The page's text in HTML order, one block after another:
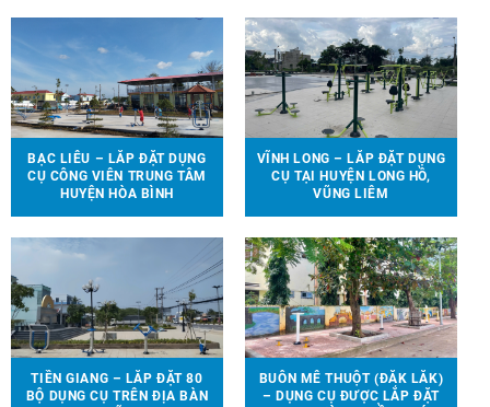
HỌC TẠI 6 TỈNH THÀNH
BẠC LIÊU – LẮP ĐẶT DỤNG
CỤ CÔNG VIÊN TRUNG TÂM
HUYỆN HÒA BÌNH
VĨNH LONG – LẮP ĐẶT DỤNG
CỤ TẠI HUYỆN LONG HỒ,
VŨNG LIÊM
TIỀN GIANG – LẮP ĐẶT 80
BỘ DỤNG CỤ TRÊN ĐỊA BÀN
BUÔN MÊ THUỘT (ĐẮK LẮK)
– DỤNG CỤ ĐƯỢC LẮP ĐẶT